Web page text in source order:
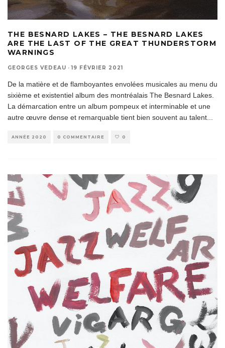
THE BESNARD LAKES – THE BESNARD LAKES
ARE THE LAST OF THE GREAT THUNDERSTORM
WARNINGS
GEORGES VEDEAU · 19 FÉVRIER 2021
De la matière et de flamboyantes envolées musicales au menu du
sixième et existentiel album des montréalais The Besnard Lakes.
La démarcation entre un album pompeux et interminable et une
autre œuvre dense et remarquable tient bien souvent au talent...
ANNÉE 2020 0 COMMENTAIRE 0